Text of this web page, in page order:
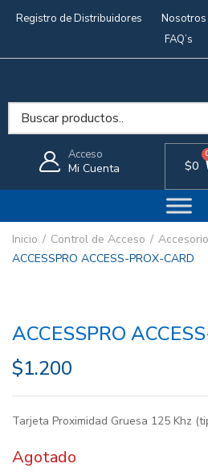
Registro de Distribuidores Nosotros
FAQ’s
Acceso
Mi Cuenta $0
Inicio Control de Acceso
ACCESSPRO ACCESS-PROX-CARD
ACCESSPRO
$1.200
Tarjeta Proximidad Gruesa 125 Khz
Agotado